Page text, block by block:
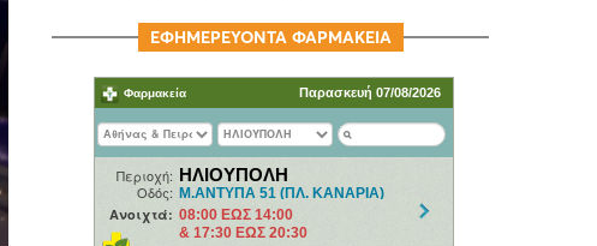
ΕΦΗΜΕΡΕΥΟΝΤΑ ΦΑΡΜΑΚΕΙΑ